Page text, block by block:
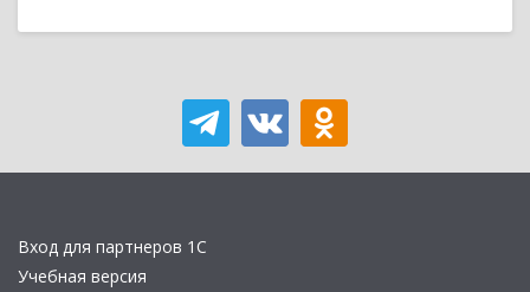
Вход для партнеров 1С
Учебная версия